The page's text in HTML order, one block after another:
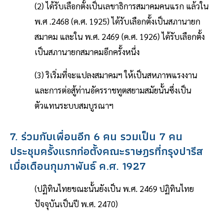
(2) ได้รับเลือกตั้งเป็นเลขาธิการสมาคมคนแรก แล้วใน
พ.ศ .2468 (ค.ศ. 1925) ได้รับเลือกตั้งเป็นสภานายก
สมาคม และใน พ.ศ. 2469 (ค.ศ. 1926) ได้รับเลือกตั้ง
เป็นสภานายกสมาคมอีกครั้งหนึ่ง
(3) ริเริ่มที่จะแปลงสมาคมฯ ให้เป็นสหภาพแรงงาน
และการต่อสู้ท่านอัครราชทูตสยามสมัยนั้นซึ่งเป็น
ตัวแทนระบบสมบูรณาฯ
7. ร่วมกับเพื่อนอีก 6 คน รวมเป็น 7 คน
ประชุมครั้งแรกก่อตั้งคณะราษฎรที่กรุงปารีส
เมื่อเดือนกุมภาพันธ์ ค.ศ. 1927
(ปฏิทินไทยขณะนั้นยังเป็น พ.ศ. 2469 ปฏิทินไทย
ปัจจุบันเป็นปี พ.ศ. 2470)